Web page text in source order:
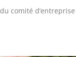
comité